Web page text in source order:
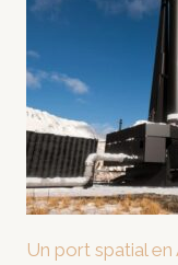
Un port spatial